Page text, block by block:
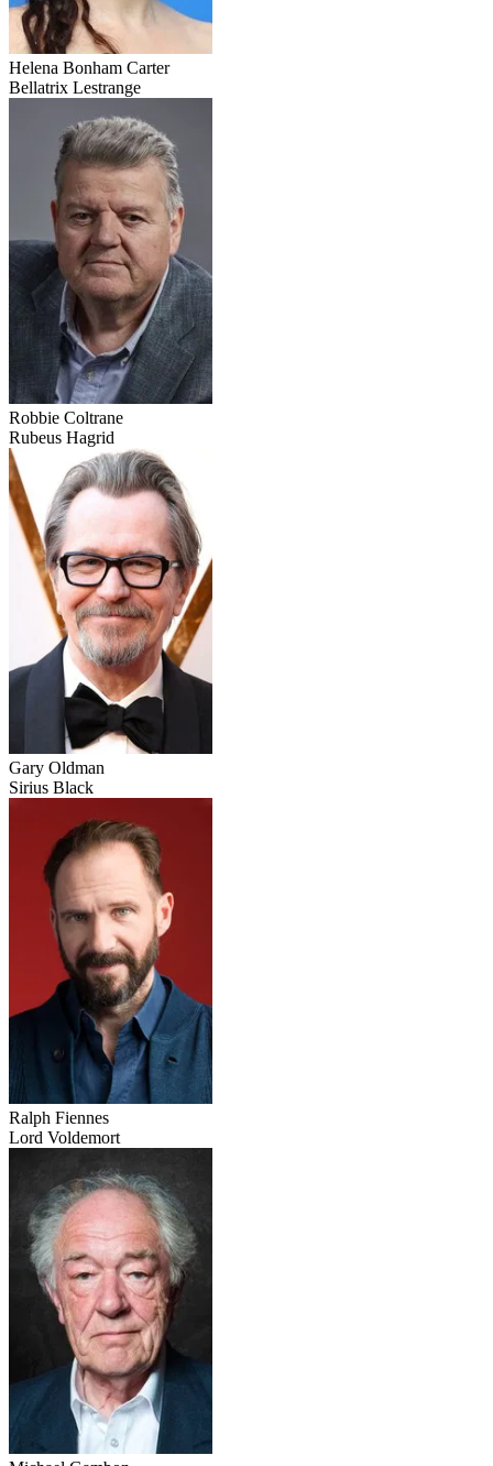
Helena Bonham Carter
Bellatrix Lestrange
Robbie Coltrane
Rubeus Hagrid
Gary Oldman
Sirius Black
Ralph Fiennes
Lord Voldemort